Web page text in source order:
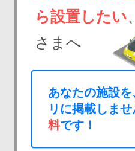
ら設置したい
さまへ
あなたの施設
リに掲載しま
料です！